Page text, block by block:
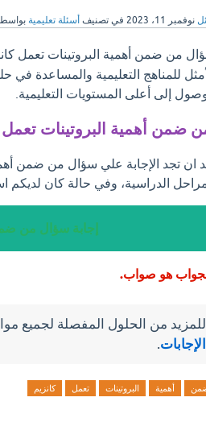
نوفمبر 11، 2023 في تصنيف أسئلة تعليمية
من ضمن أهمية البروتينات تعمل
للمناهج التعليمية والمساعدة
إلى أعلى المستويات التعليمية.
ضمن أهمية البروتينات تعمل
ان تجد الإجابة علي سؤال من ضمن
الدراسية، وفي حالة كان
إجابة سؤال من
هو صواب.
للمزيد من الحلول المفصلة لجميع
الإجابات.
أهمية البروتينات تعمل كانزيم